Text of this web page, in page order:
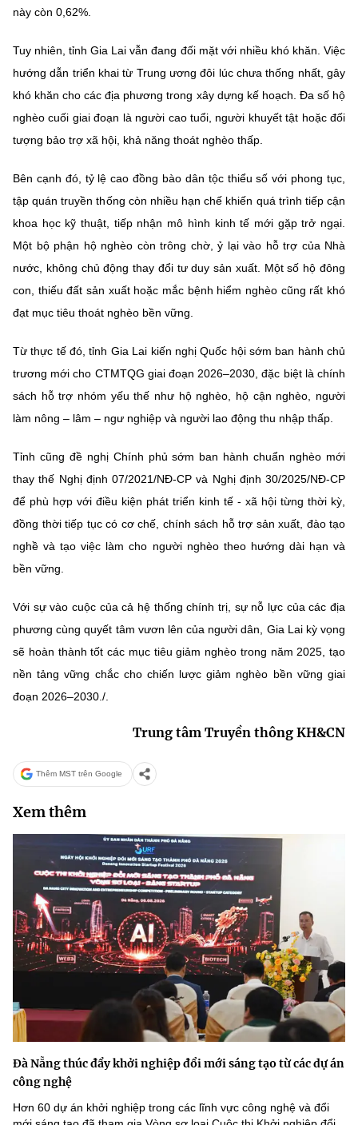
này còn 0,62%.
Tuy nhiên, tỉnh Gia Lai vẫn đang đối mặt với nhiều khó khăn. Việc
hướng dẫn triển khai từ Trung ương đôi lúc chưa thống nhất, gây
khó khăn cho các địa phương trong xây dựng kế hoạch. Đa số hộ
nghèo cuối giai đoạn là người cao tuổi, người khuyết tật hoặc đối
tượng bảo trợ xã hội, khả năng thoát nghèo thấp.
Bên cạnh đó, tỷ lệ cao đồng bào dân tộc thiểu số với phong tục,
tập quán truyền thống còn nhiều hạn chế khiến quá trình tiếp cận
khoa học kỹ thuật, tiếp nhận mô hình kinh tế mới gặp trở ngại.
Một bộ phận hộ nghèo còn trông chờ, ỷ lại vào hỗ trợ của Nhà
nước, không chủ động thay đổi tư duy sản xuất. Một số hộ đông
con, thiếu đất sản xuất hoặc mắc bệnh hiểm nghèo cũng rất khó
đạt mục tiêu thoát nghèo bền vững.
Từ thực tế đó, tỉnh Gia Lai kiến nghị Quốc hội sớm ban hành chủ
trương mới cho CTMTQG giai đoạn 2026–2030, đặc biệt là chính
sách hỗ trợ nhóm yếu thế như hộ nghèo, hộ cận nghèo, người
làm nông – lâm – ngư nghiệp và người lao động thu nhập thấp.
Tỉnh cũng đề nghị Chính phủ sớm ban hành chuẩn nghèo mới
thay thế Nghị định 07/2021/NĐ-CP và Nghị định 30/2025/NĐ-CP
để phù hợp với điều kiện phát triển kinh tế - xã hội từng thời kỳ,
đồng thời tiếp tục có cơ chế, chính sách hỗ trợ sản xuất, đào tạo
nghề và tạo việc làm cho người nghèo theo hướng dài hạn và
bền vững.
Với sự vào cuộc của cả hệ thống chính trị, sự nỗ lực của các địa
phương cùng quyết tâm vươn lên của người dân, Gia Lai kỳ vọng
sẽ hoàn thành tốt các mục tiêu giảm nghèo trong năm 2025, tạo
nền tảng vững chắc cho chiến lược giảm nghèo bền vững giai
đoạn 2026–2030./.
Trung tâm Truyền thông KH&CN
Thêm MST trên Google
Xem thêm
Đà Nẵng thúc đẩy khởi nghiệp đổi mới sáng tạo từ các dự án
công nghệ
Hơn 60 dự án khởi nghiệp trong các lĩnh vực công nghệ và đổi